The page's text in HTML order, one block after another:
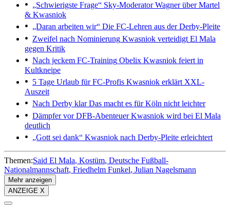
„Schwierigste Frage“ Sky-Moderator Wagner über Martel
& Kwasniok
„Daran arbeiten wir“ Die FC-Lehren aus der Derby-Pleite
Zweifel nach Nominierung Kwasniok verteidigt El Mala
gegen Kritik
Nach jeckem FC-Training Obelix Kwasniok feiert in
Kultkneipe
5 Tage Urlaub für FC-Profis Kwasniok erklärt XXL-
Auszeit
Nach Derby klarDas macht es für Köln nicht leichter
Dämpfer vor DFB-AbenteuerKwasniok wird bei El Mala
deutlich
„Gott sei dank“ Kwasniok nach Derby-Pleite erleichtert
Themen:Said El Mala Kostüm Deutsche Fußball-
Nationalmannschaft Friedhelm Funkel Julian Nagelsmann
Mehr anzeigen
ANZEIGE X